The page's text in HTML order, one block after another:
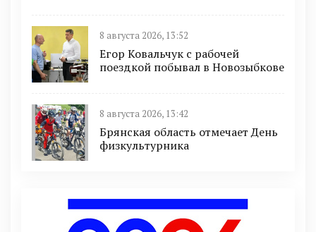
8 августа 2026, 13:52
Егор Ковальчук с рабочей
поездкой побывал в Новозыбкове
8 августа 2026, 13:42
Брянская область отмечает День
физкультурника